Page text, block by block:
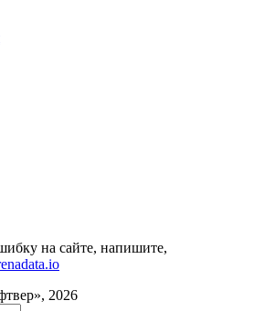
на сайте, напишите,
2026